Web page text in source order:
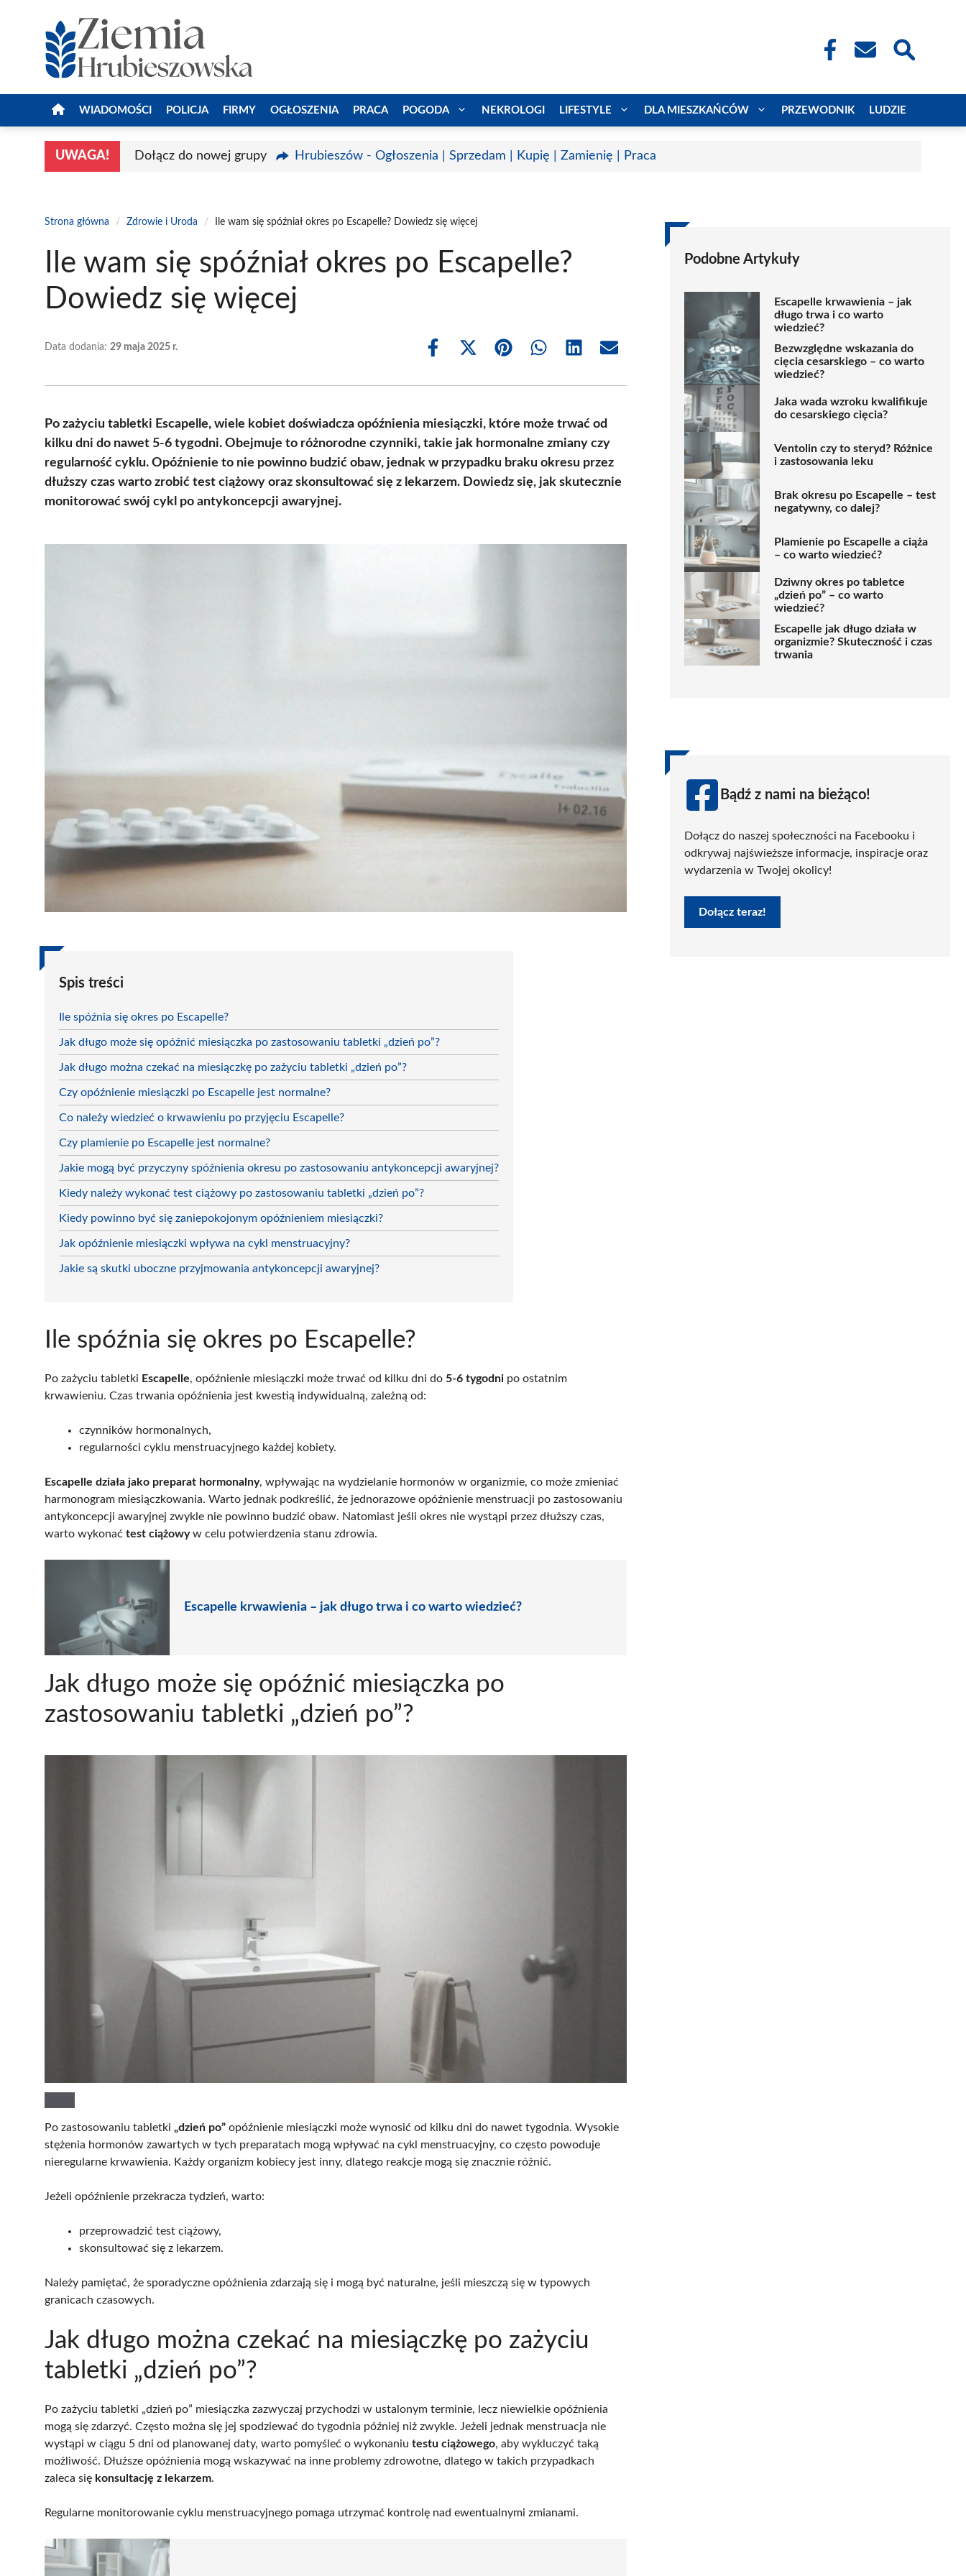
WIADOMOŚCI POLICJA FIRMY OGŁOSZENIA PRACA POGODA NEKROLOGI LIFESTYLE DLA MIESZKAŃCÓW PRZEWODNIK LUDZIE
UWAGA! Dołącz do nowej grupy Hrubieszów - Ogłoszenia | Sprzedam | Kupię | Zamienię | Praca
Strona główna / Zdrowie i Uroda / Ile wam się spóźniał okres po Escapelle? Dowiedz się więcej
Ile wam się spóźniał okres po Escapelle?
Dowiedz się więcej
Data dodania: 29 maja 2025 r.
Share
Share
(Twitter)
Share Share Share Share
Po zażyciu tabletki Escapelle, wiele kobiet doświadcza opóźnienia miesiączki, które może trwać od
kilku dni do nawet 5-6 tygodni. Obejmuje to różnorodne czynniki, takie jak hormonalne zmiany czy
regularność cyklu. Opóźnienie to nie powinno budzić obaw, jednak w przypadku braku okresu przez
dłuższy czas warto zrobić test ciążowy oraz skonsultować się z lekarzem. Dowiedz się, jak skutecznie
monitorować swój cykl po antykoncepcji awaryjnej.
Spis treści
Ile spóźnia się okres po Escapelle?
Jak długo może się opóźnić miesiączka po zastosowaniu tabletki „dzień po”?
Jak długo można czekać na miesiączkę po zażyciu tabletki „dzień po”?
Czy opóźnienie miesiączki po Escapelle jest normalne?
Co należy wiedzieć o krwawieniu po przyjęciu Escapelle?
Czy plamienie po Escapelle jest normalne?
Jakie mogą być przyczyny spóźnienia okresu po zastosowaniu antykoncepcji awaryjnej?
Kiedy należy wykonać test ciążowy po zastosowaniu tabletki „dzień po”?
Kiedy powinno być się zaniepokojonym opóźnieniem miesiączki?
Jak opóźnienie miesiączki wpływa na cykl menstruacyjny?
Jakie są skutki uboczne przyjmowania antykoncepcji awaryjnej?
Ile spóźnia się okres po Escapelle?
Po zażyciu tabletki Escapelle, opóźnienie miesiączki może trwać od kilku dni do 5-6 tygodni po ostatnim
krwawieniu. Czas trwania opóźnienia jest kwestią indywidualną, zależną od:
czynników hormonalnych,
regularności cyklu menstruacyjnego każdej kobiety.
Escapelle działa jako preparat hormonalny, wpływając na wydzielanie hormonów w organizmie, co może zmieniać
harmonogram miesiączkowania. Warto jednak podkreślić, że jednorazowe opóźnienie menstruacji po zastosowaniu
antykoncepcji awaryjnej zwykle nie powinno budzić obaw. Natomiast jeśli okres nie wystąpi przez dłuższy czas,
warto wykonać test ciążowyw celu potwierdzenia stanu zdrowia.
Escapelle krwawienia – jak długo trwa i co warto wiedzieć?
Jak długo może się opóźnić miesiączka po
zastosowaniu tabletki „dzień po”?
Po zastosowaniu tabletki „dzień po” opóźnienie miesiączki może wynosić od kilku dni do nawet tygodnia. Wysokie
stężenia hormonów zawartych w tych preparatach mogą wpływać na cykl menstruacyjny, co często powoduje
nieregularne krwawienia. Każdy organizm kobiecy jest inny, dlatego reakcje mogą się znacznie różnić.
Jeżeli opóźnienie przekracza tydzień, warto:
przeprowadzić test ciążowy,
skonsultować się z lekarzem.
Należy pamiętać, że sporadyczne opóźnienia zdarzają się i mogą być naturalne, jeśli mieszczą się w typowych
granicach czasowych.
Jak długo można czekać na miesiączkę po zażyciu
tabletki „dzień po”?
Po zażyciu tabletki „dzień po” miesiączka zazwyczaj przychodzi w ustalonym terminie, lecz niewielkie opóźnienia
mogą się zdarzyć. Często można się jej spodziewać do tygodnia później niż zwykle. Jeżeli jednak menstruacja nie
wystąpi w ciągu 5 dni od planowanej daty, warto pomyśleć o wykonaniu testu ciążowego, aby wykluczyć taką
możliwość. Dłuższe opóźnienia mogą wskazywać na inne problemy zdrowotne, dlatego w takich przypadkach
zaleca się konsultację z lekarzem.
Regularne monitorowanie cyklu menstruacyjnego pomaga utrzymać kontrolę nad ewentualnymi zmianami.
Podobne Artykuły
Escapelle krwawienia – jak
długo trwa i co warto
wiedzieć?
Bezwzględne wskazania do
cięcia cesarskiego – co warto
wiedzieć?
Jaka wada wzroku kwalifikuje
do cesarskiego cięcia?
Ventolin czy to steryd? Różnice
i zastosowania leku
Brak okresu po Escapelle – test
negatywny, co dalej?
Plamienie po Escapelle a ciąża
– co warto wiedzieć?
Dziwny okres po tabletce
„dzień po” – co warto
wiedzieć?
Escapelle jak długo działa w
organizmie? Skuteczność i czas
trwania
Bądź z nami na bieżąco!
Dołącz do naszej społeczności na Facebooku i
odkrywaj najświeższe informacje, inspiracje oraz
wydarzenia w Twojej okolicy!
Dołącz teraz!